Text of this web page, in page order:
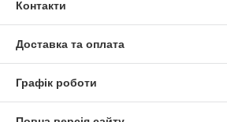
Контакти
Доставка та оплата
Графік роботи